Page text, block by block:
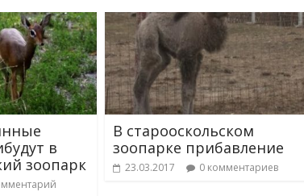
в
зоопарк
В старооскольском
зоопарке прибавление
23.03.2017 0 комментариев